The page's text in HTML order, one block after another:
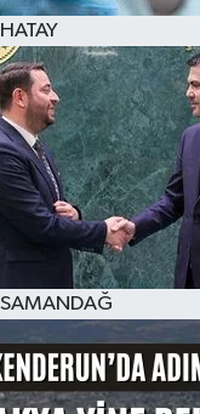
HATAY
SAMANDAĞ